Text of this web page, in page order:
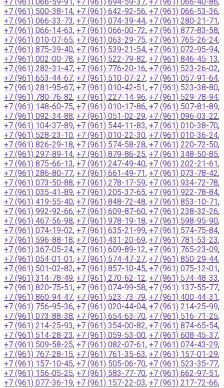
+7 (961) 500-38-14, +7 (961) 642-92-56, +7 (961) 066-53-36,
+7 (961) 066-33-73, +7 (961) 074-39-44, +7 (961) 280-21-71,
+7 (961) 066-14-63, +7 (961) 066-00-72, +7 (961) 877-83-58,
+7 (961) 010-07-65, +7 (961) 063-29-75, +7 (961) 765-26-24,
+7 (961) 875-39-40, +7 (961) 539-21-54, +7 (961) 072-95-94,
+7 (961) 002-00-78, +7 (961) 522-79-82, +7 (961) 846-45-13,
+7 (961) 282-31-47, +7 (961) 776-20-16, +7 (961) 523-26-02,
+7 (961) 653-44-67, +7 (961) 510-07-27, +7 (961) 057-91-64,
+7 (961) 281-95-67, +7 (961) 010-42-51, +7 (961) 523-38-80,
+7 (961) 780-76-82, +7 (961) 227-14-96, +7 (961) 529-78-94,
+7 (961) 148-60-75, +7 (961) 010-17-86, +7 (961) 507-81-89,
+7 (961) 092-34-88, +7 (961) 051-02-29, +7 (961) 096-03-22,
+7 (961) 104-37-89, +7 (961) 544-11-83, +7 (961) 010-38-70,
+7 (961) 528-23-10, +7 (961) 010-22-30, +7 (961) 010-36-24,
+7 (961) 826-29-18, +7 (961) 574-58-28, +7 (961) 220-72-50,
+7 (961) 297-89-14, +7 (961) 879-86-25, +7 (961) 348-50-85,
+7 (961) 875-66-13, +7 (961) 247-49-40, +7 (961) 202-21-61,
+7 (961) 286-80-77, +7 (961) 661-49-71, +7 (961) 073-78-42,
+7 (961) 073-50-88, +7 (961) 278-17-59, +7 (961) 934-72-78,
+7 (961) 035-41-89, +7 (961) 205-37-65, +7 (961) 922-78-84,
+7 (961) 419-55-40, +7 (961) 848-72-48, +7 (961) 853-10-71,
+7 (961) 992-92-66, +7 (961) 609-87-60, +7 (961) 238-32-26,
+7 (961) 467-56-98, +7 (961) 978-19-18, +7 (961) 598-95-90,
+7 (961) 074-19-02, +7 (961) 635-21-99, +7 (961) 574-75-84,
+7 (961) 596-88-18, +7 (961) 431-20-69, +7 (961) 781-53-23,
+7 (961) 367-05-24, +7 (961) 609-89-12, +7 (961) 765-23-09,
+7 (961) 054-01-01, +7 (961) 574-47-27, +7 (961) 850-29-44,
+7 (961) 501-02-82, +7 (961) 857-10-45, +7 (961) 075-12-01,
+7 (961) 314-78-49, +7 (961) 270-62-12, +7 (961) 574-48-33,
+7 (961) 820-75-51, +7 (961) 074-99-58, +7 (961) 137-55-77,
+7 (961) 860-94-47, +7 (961) 523-73-79, +7 (961) 400-44-31,
+7 (961) 756-95-36, +7 (961) 020-44-04, +7 (961) 214-25-99,
+7 (961) 073-88-38, +7 (961) 654-63-70, +7 (961) 516-71-25,
+7 (961) 214-25-93, +7 (961) 354-00-82, +7 (961) 874-65-54,
+7 (961) 514-28-23, +7 (961) 059-53-00, +7 (961) 608-45-37,
+7 (961) 509-58-25, +7 (961) 082-07-61, +7 (961) 074-43-29,
+7 (961) 767-28-15, +7 (961) 761-35-63, +7 (961) 157-01-29,
+7 (961) 157-10-45, +7 (961) 505-06-70, +7 (961) 523-35-77,
+7 (961) 156-05-25, +7 (961) 583-77-70, +7 (961) 662-97-51,
+7 (961) 077-36-19, +7 (961) 157-22-03, +7 (961) 217-72-66,